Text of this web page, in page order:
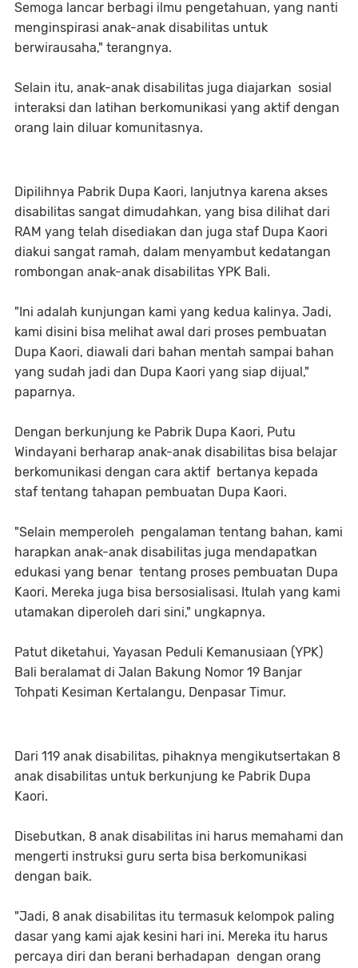
Semoga lancar berbagi ilmu pengetahuan, yang nanti
menginspirasi anak-anak disabilitas untuk
berwirausaha," terangnya.
Selain itu, anak-anak disabilitas juga diajarkan sosial
interaksi dan latihan berkomunikasi yang aktif dengan
orang lain diluar komunitasnya.
Dipilihnya Pabrik Dupa Kaori, lanjutnya karena akses
disabilitas sangat dimudahkan, yang bisa dilihat dari
RAM yang telah disediakan dan juga staf Dupa Kaori
diakui sangat ramah, dalam menyambut kedatangan
rombongan anak-anak disabilitas YPK Bali.
"Ini adalah kunjungan kami yang kedua kalinya. Jadi,
kami disini bisa melihat awal dari proses pembuatan
Dupa Kaori, diawali dari bahan mentah sampai bahan
yang sudah jadi dan Dupa Kaori yang siap dijual,"
paparnya.
Dengan berkunjung ke Pabrik Dupa Kaori, Putu
Windayani berharap anak-anak disabilitas bisa belajar
berkomunikasi dengan cara aktif bertanya kepada
staf tentang tahapan pembuatan Dupa Kaori.
"Selain memperoleh pengalaman tentang bahan, kami
harapkan anak-anak disabilitas juga mendapatkan
edukasi yang benar tentang proses pembuatan Dupa
Kaori. Mereka juga bisa bersosialisasi. Itulah yang kami
utamakan diperoleh dari sini," ungkapnya.
Patut diketahui, Yayasan Peduli Kemanusiaan (YPK)
Bali beralamat di Jalan Bakung Nomor 19 Banjar
Tohpati Kesiman Kertalangu, Denpasar Timur.
Dari 119 anak disabilitas, pihaknya mengikutsertakan 8
anak disabilitas untuk berkunjung ke Pabrik Dupa
Kaori.
Disebutkan, 8 anak disabilitas ini harus memahami dan
mengerti instruksi guru serta bisa berkomunikasi
dengan baik.
"Jadi, 8 anak disabilitas itu termasuk kelompok paling
dasar yang kami ajak kesini hari ini. Mereka itu harus
percaya diri dan berani berhadapan dengan orang